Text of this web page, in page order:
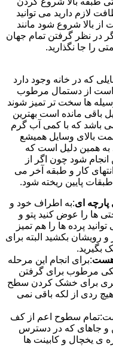
لازم دارید می توانید
از بالا شروع شود مانند
در نظر گرفتن تمام جهان
را جا نگذارید.
که در خانه وجود دارد
است از دستمال مرطوب
ها سخت تر تمیز شوند
باقی مانده است بهترین
باشد که با کمی آب گرم
بالای وسایل همیشع
به همین دلیل است که
انجام شود چون اگر از
کار و طبقه آخر می
پایین ریخته شود.
ای:به اطراف خود و
ها را عوض کنید پتو و
پرده ها را هم تمیز
رویشان بکشید البته برای
بگیرید.
هست:برای انجام این مرحله
مرطوب برای گرفتن
برای خشک کردن سطح
ردی از لکه باقی نمی
سطوح اعم از کف
و جاهای که در دسترس
ی یخچال و کابینت ها